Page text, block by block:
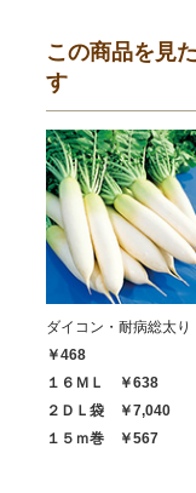
この商品を見
す
ダイコン・耐病総太り
￥468
１６ＭＬ ￥638
２ＤＬ袋 ￥7,040
１５ｍ巻 ￥567